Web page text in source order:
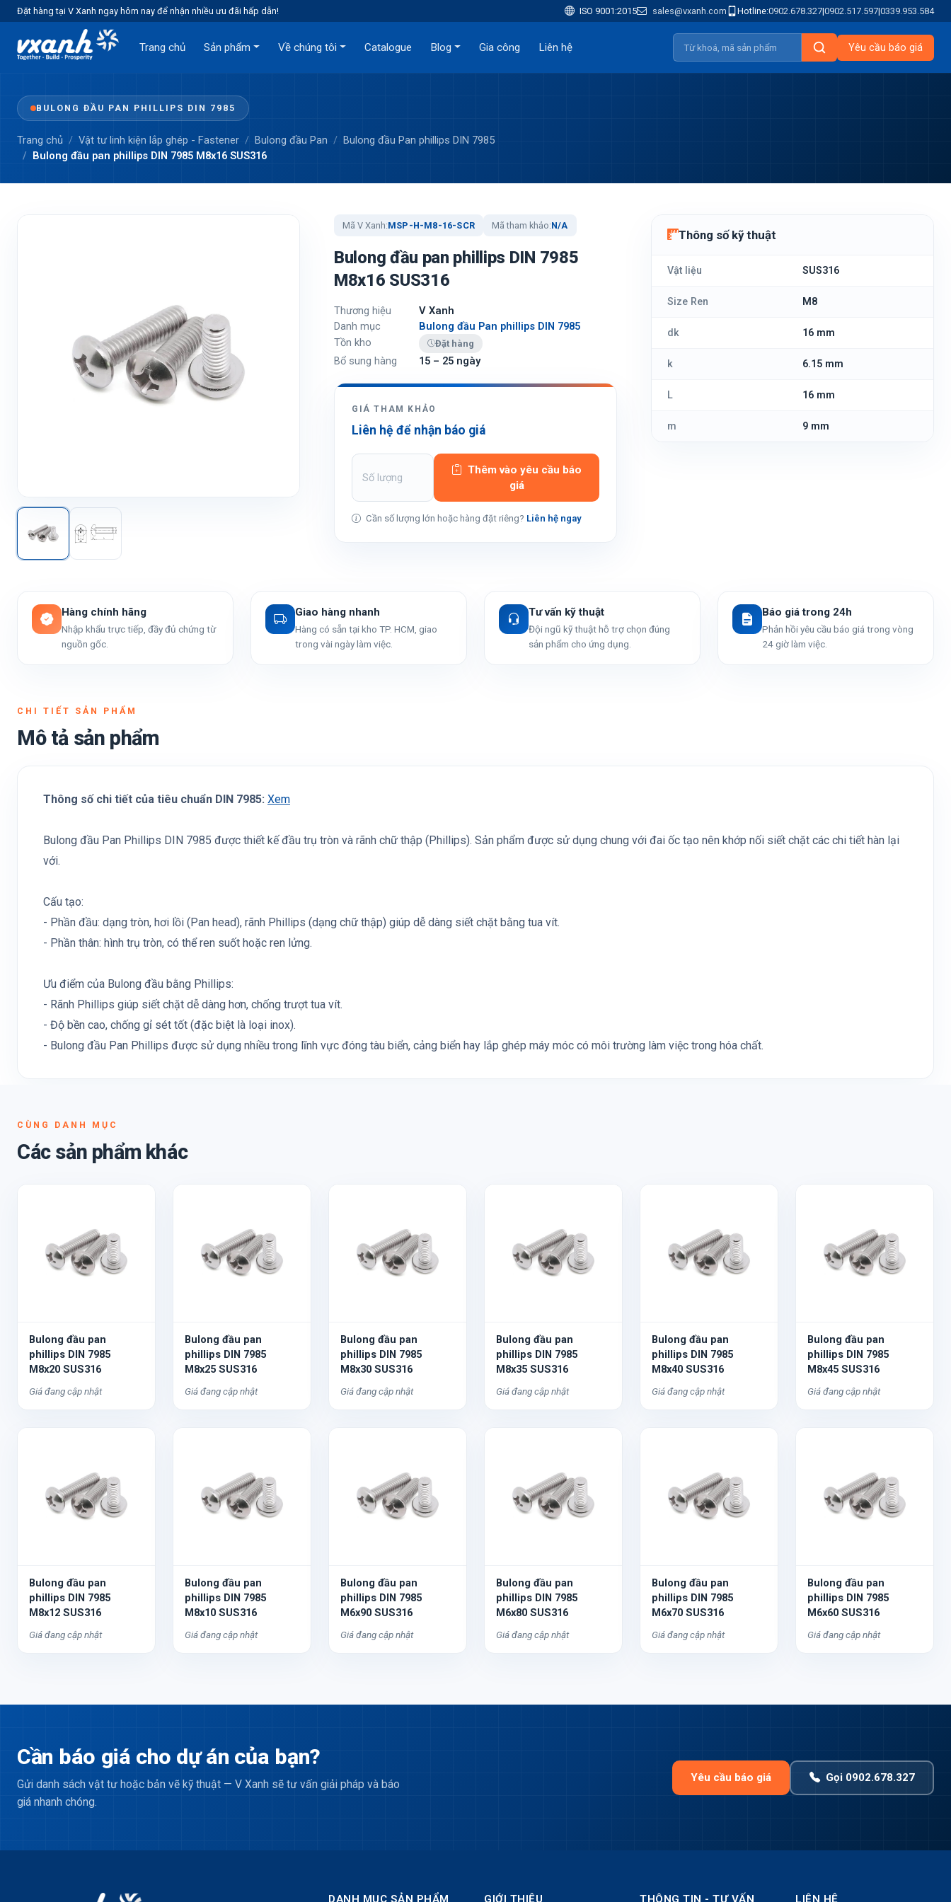
Đặt hàng tại V Xanh ngay hôm nay để nhận nhiều ưu đãi hấp dẫn! ISO 9001:2015 sales@vxanh.com Hotline:0902.678.327|0902.517.597|0339.953.584
Trang chủ Sản phẩm Về chúng tôi Catalogue Blog Gia công Liên hệ Yêu cầu báo giá
BULONG ĐẦU PAN PHILLIPS DIN 7985
Trang chủ Vật tư linh kiện lắp ghép - Fastener Bulong đầu Pan
Bulong đầu Pan phillips DIN 7985
Bulong đầu pan phillips DIN 7985 M8x16 SUS316
Mã V Xanh:MSP-H-M8-16-SCR Mã tham khảo:N/A
Bulong đầu pan phillips DIN 7985
M8x16 SUS316
Thương hiệu
V Xanh
Danh mục
Bulong đầu Pan phillips DIN 7985
Tồn kho
Đặt hàng
Bổ sung hàng 15 – 25 ngày
GIÁ THAM KHẢO
Liên hệ để nhận báo giá
Thêm vào yêu cầu báo
giá
Cần số lượng lớn hoặc hàng đặt riêng? Liên hệ ngay
Thông số kỹ thuật
Vật liệu SUS316
Size Ren M8
dk 16 mm
k 6.15 mm
L 16 mm
m 9 mm
Hàng chính hãng
Nhập khẩu trực tiếp, đầy đủ chứng từ
nguồn gốc.
Giao hàng nhanh
Hàng có sẵn tại kho TP. HCM, giao
trong vài ngày làm việc.
Tư vấn kỹ thuật
Đội ngũ kỹ thuật hỗ trợ chọn đúng
sản phẩm cho ứng dụng.
Báo giá trong 24h
Phản hồi yêu cầu báo giá trong vòng
24 giờ làm việc.
CHI TIẾT SẢN PHẨM
Mô tả sản phẩm
Thông số chi tiết của tiêu chuẩn DIN 7985: Xem
Bulong đầu Pan Phillips DIN 7985 được thiết kế đầu trụ tròn và rãnh chữ thập (Phillips). Sản phẩm được sử dụng chung với đai ốc tạo nên khớp nối siết chặt các chi tiết hàn lại
với.
Cấu tạo:
- Phần đầu: dạng tròn, hơi lồi (Pan head), rãnh Phillips (dạng chữ thập) giúp dễ dàng siết chặt bằng tua vít.
- Phần thân: hình trụ tròn, có thể ren suốt hoặc ren lửng.
Ưu điểm của Bulong đầu bằng Phillips:
- Rãnh Phillips giúp siết chặt dễ dàng hơn, chống trượt tua vít.
- Độ bền cao, chống gỉ sét tốt (đặc biệt là loại inox).
- Bulong đầu Pan Phillips được sử dụng nhiều trong lĩnh vực đóng tàu biển, cảng biển hay lắp ghép máy móc có môi trường làm việc trong hóa chất.
CÙNG DANH MỤC
Các sản phẩm khác
Bulong đầu pan
phillips DIN 7985
M8x20 SUS316
Giá đang cập nhật
Bulong đầu pan
phillips DIN 7985
M8x25 SUS316
Giá đang cập nhật
Bulong đầu pan
phillips DIN 7985
M8x30 SUS316
Giá đang cập nhật
Bulong đầu pan
phillips DIN 7985
M8x35 SUS316
Giá đang cập nhật
Bulong đầu pan
phillips DIN 7985
M8x40 SUS316
Giá đang cập nhật
Bulong đầu pan
phillips DIN 7985
M8x45 SUS316
Giá đang cập nhật
Bulong đầu pan
phillips DIN 7985
M8x12 SUS316
Giá đang cập nhật
Bulong đầu pan
phillips DIN 7985
M8x10 SUS316
Giá đang cập nhật
Bulong đầu pan
phillips DIN 7985
M6x90 SUS316
Giá đang cập nhật
Bulong đầu pan
phillips DIN 7985
M6x80 SUS316
Giá đang cập nhật
Bulong đầu pan
phillips DIN 7985
M6x70 SUS316
Giá đang cập nhật
Bulong đầu pan
phillips DIN 7985
M6x60 SUS316
Giá đang cập nhật
Cần báo giá cho dự án của bạn?
Gửi danh sách vật tư hoặc bản vẽ kỹ thuật — V Xanh sẽ tư vấn giải pháp và báo
giá nhanh chóng.
Yêu cầu báo giá Gọi 0902.678.327
DANH MỤC SẢN PHẨM GIỚI THIỆU THÔNG TIN - TƯ VẤN LIÊN HỆ